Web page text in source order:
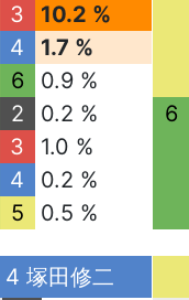
3
10.2 %
4
1.7 %
6
0.9 %
2
0.2 %
3
1.0 %
4
0.2 %
5
0.5 %
6
4 塚田修二